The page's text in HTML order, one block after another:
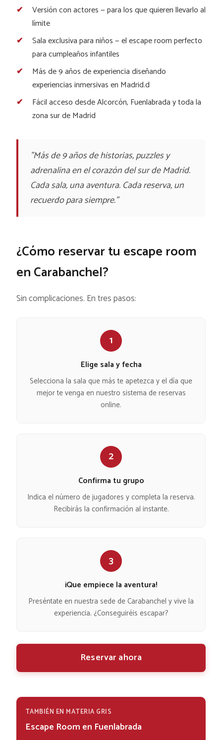
Versión con actores — para los que quieren llevarlo al
límite
Sala exclusiva para niños — el escape room perfecto
para cumpleaños infantiles
Más de 9 años de experiencia diseñando
experiencias inmersivas en Madrid.d
Fácil acceso desde Alcorcón, Fuenlabrada y toda la
zona sur de Madrid
"Más de 9 años de historias, puzzles y
adrenalina en el corazón del sur de Madrid.
Cada sala, una aventura. Cada reserva, un
recuerdo para siempre."
¿Cómo reservar tu escape room
en Carabanchel?
Sin complicaciones. En tres pasos:
1
Elige sala y fecha
Selecciona la sala que más te apetezca y el día que
mejor te venga en nuestro sistema de reservas
online.
2
Confirma tu grupo
Indica el número de jugadores y completa la reserva.
Recibirás la confirmación al instante.
3
¡Que empiece la aventura!
Preséntate en nuestra sede de Carabanchel y vive la
experiencia. ¿Conseguiréis escapar?
Reservar ahora
TAMBIÉN EN MATERIA GRIS
Escape Room en Fuenlabrada